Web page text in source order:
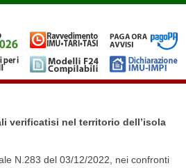
verificatisi nel territorio dell’isola
N.283 del 03/12/2022, nei confronti